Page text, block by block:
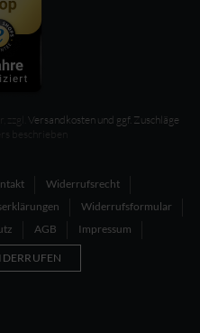
Versandkosten und ggf. Zuschläge
beschrieben
Widerrufsrecht
Widerrufsformular
AGB Impressum